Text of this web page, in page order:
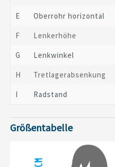
E Oberrohr horizontal
F Lenkerhöhe
G Lenkwinkel
H Tretlagerabsenkung
I Radstand
Größentabelle